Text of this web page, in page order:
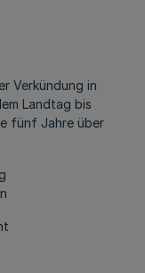
Verkündung in
Landtag bis
fünf Jahre über